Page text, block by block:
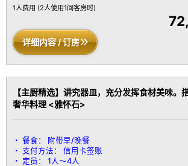
1人费用 (2人使用1间客房时)
详细内容 / 订房
【主厨精选】讲究器皿，充分发挥食材美味。
奢华料理 <雅怀石>
餐食：
附带早/晚餐
支付方法：
信用卡签账
定员：
1人～4人